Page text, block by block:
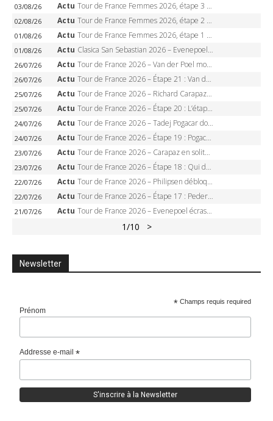
03/08/26 Actu Tour de France Femmes 2026, étape 3 – Sigrid Haugset en solitaire, 88 km d’échappée, maillot jaune
02/08/26 Actu Tour de France Femmes 2026, étape 2 – Lorena Wiebes doublé à Genève, Markus héroïque, 7e record
01/08/26 Actu Tour de France Femmes 2026, étape 1 – Lorena Wiebes intouchable à Lausanne, premier maillot jaune
01/08/26 Actu Clasica San Sebastian 2026 – Evenepoel recordman, 4e victoire, Carapaz battu au sprint
26/07/26 Actu Tour de France 2026 – Van der Poel monumental à Paris, Pogacar égale le record des cinq sacres
26/07/26 Actu Tour de France 2026 – Étape 21 : Van der Poel, Pogacar, qui succédera à Wout van Aert sur les Champs-Elysées ?
25/07/26 Actu Tour de France 2026 – Richard Carapaz roi des Alpes, doublé et maillot à pois, Seixas perd le podium
25/07/26 Actu Tour de France 2026 – Étape 20 : L’étape reine, Galibier, Sarenne, Alpe d’Huez, qui succédera à Pogacar ?
24/07/26 Actu Tour de France 2026 – Tadej Pogacar dompte l’Alpe d’Huez, 5e victoire, record de Pantani pulvérisé
24/07/26 Actu Tour de France 2026 – Étape 19 : Pogacar peut-il enfin dompter l’Alpe d’Huez ?
23/07/26 Actu Tour de France 2026 – Carapaz en solitaire à Orcières-Merlette, Paret-Peintre à un point du maillot à pois
23/07/26 Actu Tour de France 2026 – Étape 18 : Qui domptera Orcières-Merlette, première marche vers l’Alpe d’Huez ?
22/07/26 Actu Tour de France 2026 – Philipsen débloque son compteur à Voiron, Pedersen en danger pour le maillot vert
22/07/26 Actu Tour de France 2026 – Étape 17 : Pedersen peut-il verrouiller le maillot vert à Voiron ?
21/07/26 Actu Tour de France 2026 – Evenepoel écrase le chrono d’Évian, Seixas 4e, Lipowitz abandonne
1/10 >
Newsletter
* Champs requis required
Prénom
Addresse e-mail*